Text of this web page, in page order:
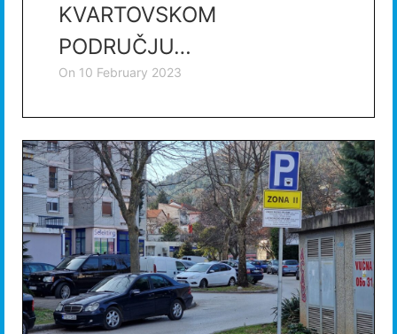
KVARTOVSKOM
PODRUČJU…
on 10 February 2023